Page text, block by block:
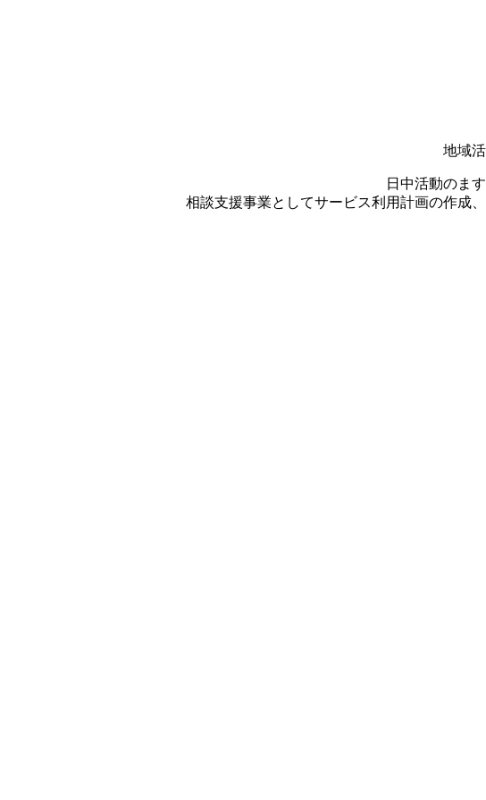
地域
日中活動のま
相談支援事業としてサービス利用計画の作成